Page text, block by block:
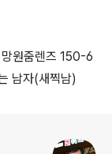
원줌렌즈 150-6
남자(새찍남)